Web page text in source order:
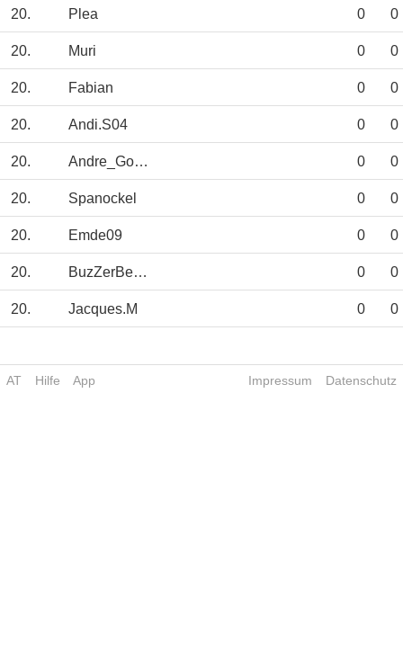
20. Plea 0 0
20. Muri 0 0
20. Fabian 0 0
20. Andi.S04 0 0
20. Andre_Golinar 0 0
20. Spanockel 0 0
20. Emde09 0 0
20. BuzZerBeAter 0 0
20. Jacques.M 0 0
AT Hilfe App Impressum Datenschutz